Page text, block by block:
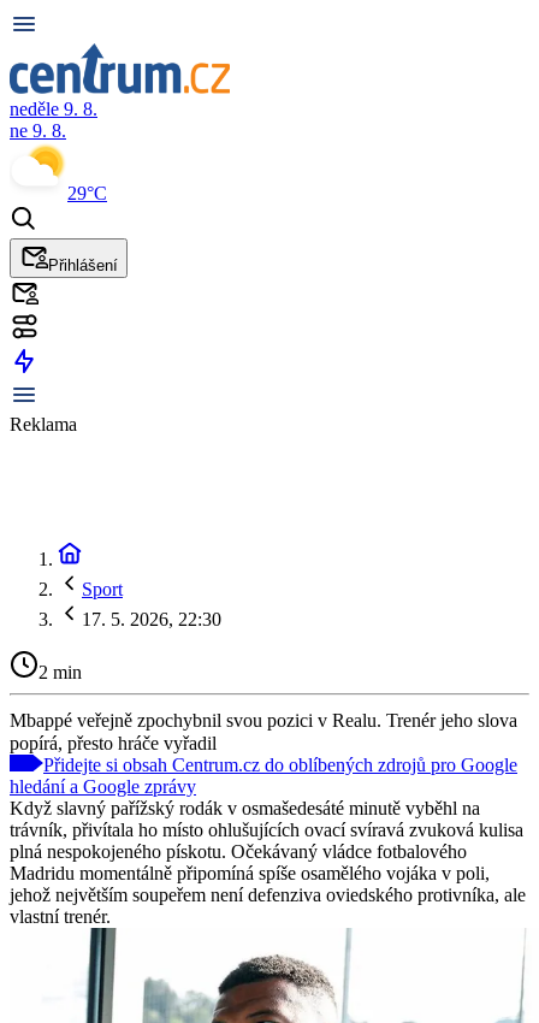
neděle 9. 8.
ne 9. 8.
29°C
Přihlášení
Reklama
Sport
17. 5. 2026, 22:30
2 min
Mbappé veřejně zpochybnil svou pozici v Realu. Trenér jeho slova
popírá, přesto hráče vyřadil
Přidejte si obsah Centrum.cz do oblíbených zdrojů pro Google
hledání a Google zprávy
Když slavný pařížský rodák v osmašedesáté minutě vyběhl na
trávník, přivítala ho místo ohlušujících ovací svíravá zvuková kulisa
plná nespokojeného pískotu. Očekávaný vládce fotbalového
Madridu momentálně připomíná spíše osamělého vojáka v poli,
jehož největším soupeřem není defenziva oviedského protivníka, ale
vlastní trenér.